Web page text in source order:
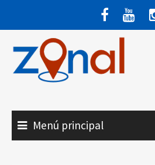
contenido
Menú principal